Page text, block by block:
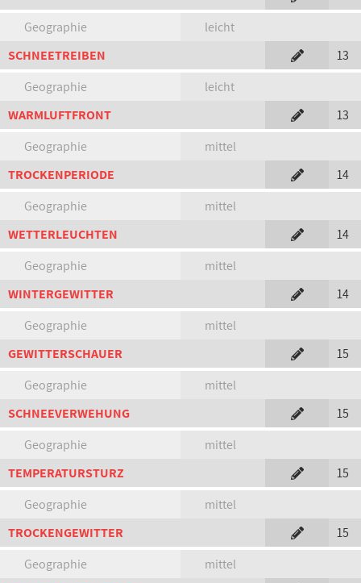
Geographie
leicht
SCHNEETREIBEN
13
Geographie
leicht
WARMLUFTFRONT
13
Geographie
mittel
TROCKENPERIODE
14
Geographie
mittel
WETTERLEUCHTEN
14
Geographie
mittel
WINTERGEWITTER
14
Geographie
mittel
GEWITTERSCHAUER
15
Geographie
mittel
SCHNEEVERWEHUNG
15
Geographie
mittel
TEMPERATURSTURZ
15
Geographie
mittel
TROCKENGEWITTER
15
Geographie
mittel